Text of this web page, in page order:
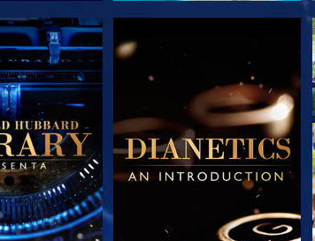
SERIES EXPLORA LAS SERIES